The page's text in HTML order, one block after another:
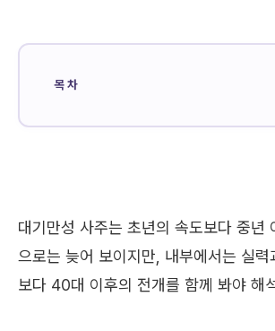
목차
대기만성 사주는 초년의 속도보다 중년
으로는 늦어 보이지만, 내부에서는 실
보다 40대 이후의 전개를 함께 봐야 해